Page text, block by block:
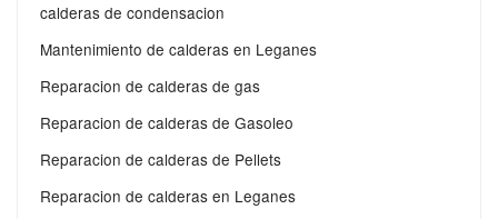
calderas de condensacion
Mantenimiento de calderas en Leganes
Reparacion de calderas de gas
Reparacion de calderas de Gasoleo
Reparacion de calderas de Pellets
Reparacion de calderas en Leganes